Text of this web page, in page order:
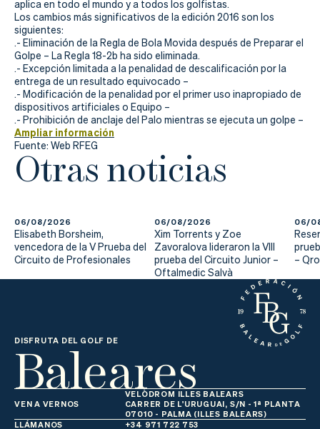
Federarse
Jugar
Aprender
Actualidad
Tienda
aplica en todo el mundo y a todos los golfistas.
Los cambios más significativos de la edición 2016 son los
siguientes:
.- Eliminación de la Regla de Bola Movida después de Preparar el
Golpe – La Regla 18-2b ha sido eliminada.
.- Excepción limitada a la penalidad de descalificación por la
entrega de un resultado equivocado –
.- Modificación de la penalidad por el primer uso inapropiado de
dispositivos artificiales o Equipo –
.- Prohibición de anclaje del Palo mientras se ejecuta un golpe –
Ampliar información
Fuente: Web RFEG
Otras noticias
06/08/2026
Elisabeth Borsheim,
vencedora de la V Prueba del
Circuito de Profesionales
06/08/2026
Xim Torrents y Zoe
Zavoralova lideraron la VIII
prueba del Circuito Junior –
Oftalmedic Salvà
06/
–
DISFRUTA DEL GOLF DE
Baleares
VEN A VERNOS
VELÒDROM ILLES BALEARS
CARRER DE L'URUGUAI, S/N - 1ª PLANTA
07010 - PALMA (ILLES BALEARS)
LLÁMANOS
+34 971 722 753